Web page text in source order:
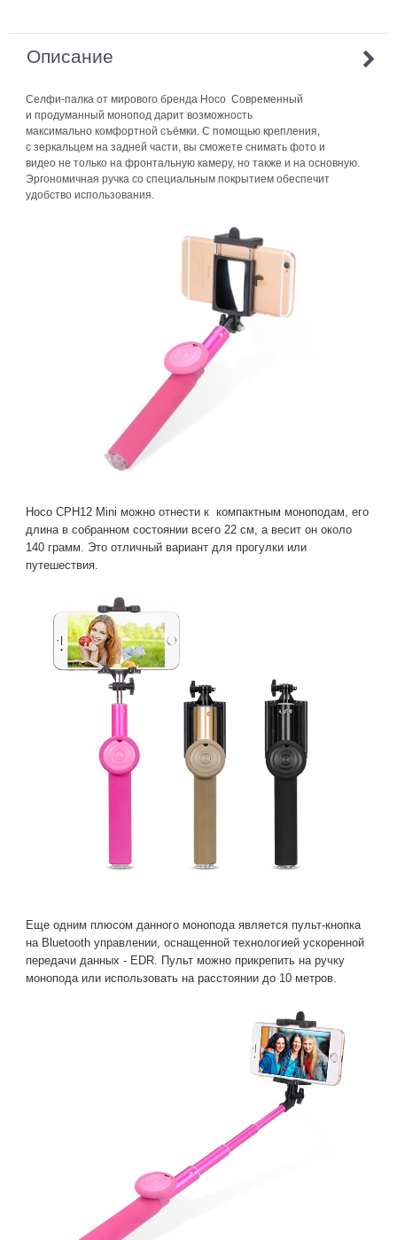
Описание
Селфи-палка от мирового бренда Hoco Современный
и продуманный монопод дарит возможность
максимально комфортной съёмки. С помощью крепления,
с зеркальцем на задней части, вы сможете снимать фото и
видео не только на фронтальную камеру, но также и на основную.
Эргономичная ручка со специальным покрытием обеспечит
удобство использования.
Hoco CPH12 Mini можно отнести к компактным моноподам, его
длина в собранном состоянии всего 22 см, а весит он около
140 грамм. Это отличный вариант для прогулки или
путешествия.
Еще одним плюсом данного монопода является пульт-кнопка
на Bluetooth управлении, оснащенной технологией ускоренной
передачи данных - EDR. Пульт можно прикрепить на ручку
монопода или использовать на расстоянии до 10 метров.